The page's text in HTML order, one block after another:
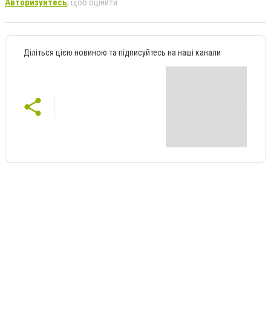
Авторизуйтесь, щоб оцінити
Діліться цією новиною та підписуйтесь на наші канали